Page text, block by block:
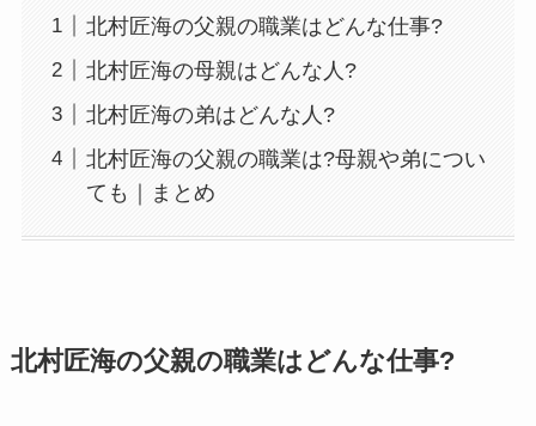
北村匠海の父親の職業はどんな仕事?
北村匠海の母親はどんな人?
北村匠海の弟はどんな人?
北村匠海の父親の職業は?母親や弟につい
ても｜まとめ
北村匠海の父親の職業はどんな仕事?